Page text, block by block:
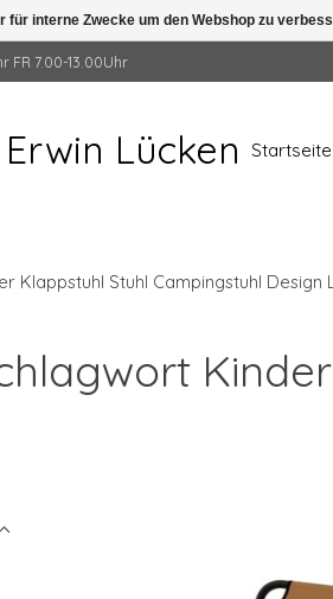
FR 7.00-13.00Uhr
Lücken Startseite
Klappstuhl Stuhl Campingstuhl Design
für interne Zwecke um den Webshop zu